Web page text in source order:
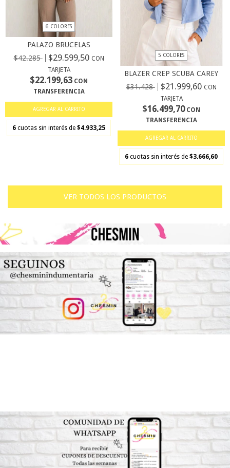
6 COLORES
PALAZO BRUCELAS
$42.285
$29.599,50 CON
TARJETA
$22.199,63 CON
TRANSFERENCIA
AGREGAR AL CARRITO
6 cuotas sin interés de $4.933,25
5 COLORES
BLAZER CREP SCUBA CAREY
$31.428
$21.999,60 CON
TARJETA
$16.499,70CON
TRANSFERENCIA
AGREGAR AL CARRITO
6 cuotas sin interés de $3.666,60
VER TODOS LOS PRODUCTOS